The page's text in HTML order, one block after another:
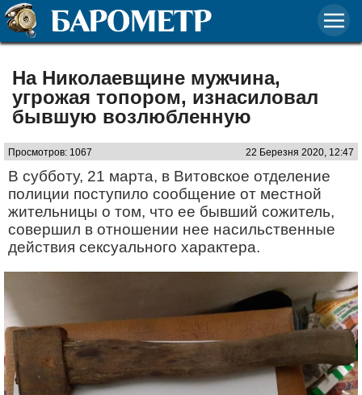
На Николаевщине мужчина,
угрожая топором, изнасиловал
бывшую возлюбленную
Просмотров: 1067 22 Березня 2020, 12:47
В субботу, 21 марта, в Витовское отделение
полиции поступило сообщение от местной
жительницы о том, что ее бывший сожитель,
совершил в отношении нее насильственные
действия сексуального характера.